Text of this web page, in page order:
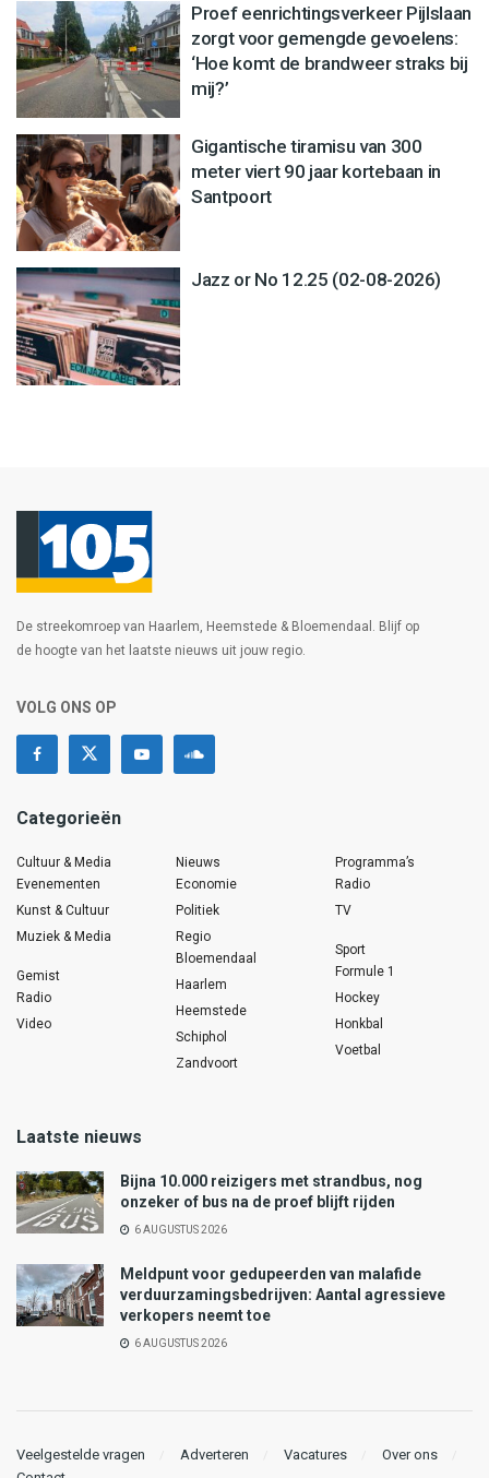
Proef eenrichtingsverkeer Pijlslaan
zorgt voor gemengde gevoelens:
‘Hoe komt de brandweer straks bij
mij?’
Gigantische tiramisu van 300
meter viert 90 jaar kortebaan in
Santpoort
Jazz or No 12.25 (02-08-2026)
De streekomroep van Haarlem, Heemstede & Bloemendaal. Blijf op
de hoogte van het laatste nieuws uit jouw regio.
VOLG ONS OP
Categorieën
Cultuur & Media
Evenementen
Kunst & Cultuur
Muziek & Media
Gemist
Radio
Video
Nieuws
Economie
Politiek
Regio
Bloemendaal
Haarlem
Heemstede
Schiphol
Zandvoort
Programma’s
Radio
TV
Sport
Formule 1
Hockey
Honkbal
Voetbal
Laatste nieuws
Bijna 10.000 reizigers met strandbus, nog
onzeker of bus na de proef blijft rijden
6 AUGUSTUS 2026
Meldpunt voor gedupeerden van malafide
verduurzamingsbedrijven: Aantal agressieve
verkopers neemt toe
6 AUGUSTUS 2026
Veelgestelde vragen Adverteren Vacatures
Over ons